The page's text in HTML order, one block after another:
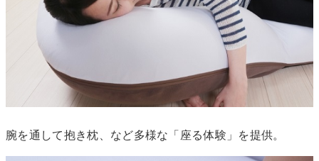
腕を通して抱き枕、など多様な「座る体験」を提供。